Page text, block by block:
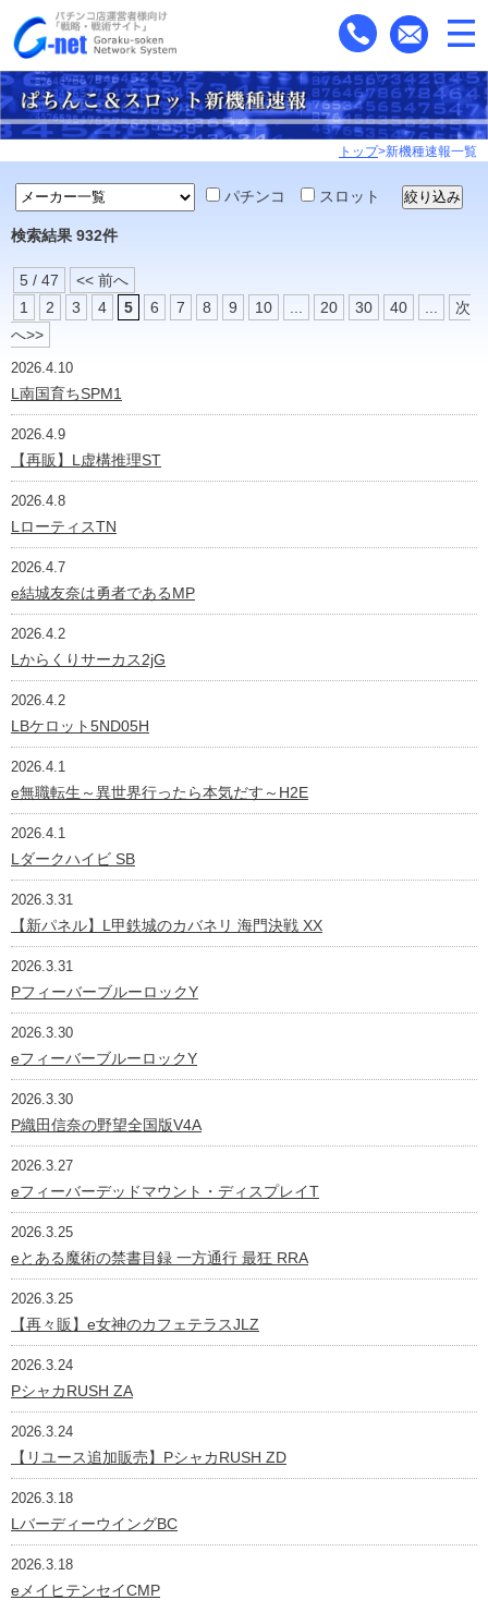
トップ>新機種速報一覧
パチンコ スロット
検索結果 932件
5 / 47
<< 前へ
1
2 3 4 5 6 7 8 9 10 20 30 40
次
へ>>
2026.4.10
L南国育ちSPM1
2026.4.9
【再販】L虚構推理ST
2026.4.8
LローティスTN
2026.4.7
e結城友奈は勇者であるMP
2026.4.2
Lからくりサーカス2jG
2026.4.2
LBケロット5ND05H
2026.4.1
e無職転生～異世界行ったら本気だす～H2E
2026.4.1
Lダークハイビ SB
2026.3.31
【新パネル】L甲鉄城のカバネリ 海門決戦 XX
2026.3.31
PフィーバーブルーロックY
2026.3.30
eフィーバーブルーロックY
2026.3.30
P織田信奈の野望全国版V4A
2026.3.27
eフィーバーデッドマウント・ディスプレイT
2026.3.25
eとある魔術の禁書目録 一方通行 最狂 RRA
2026.3.25
【再々販】e女神のカフェテラスJLZ
2026.3.24
PシャカRUSH ZA
2026.3.24
【リユース追加販売】PシャカRUSH ZD
2026.3.18
LバーディーウイングBC
2026.3.18
eメイヒテンセイCMP